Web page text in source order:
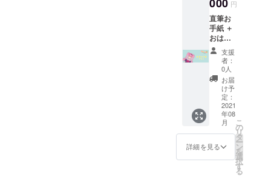
くださ
い。
動画(ひ
とりひ
とり収
録させ
ていた
だきま
す。) ＋
ノーマ
ル立ち
絵ポス
トカー
(JPEG)
・オリ
ジナル
円
直筆お
手紙 ＋
おはよ
うボイ
ス(wav)
20文字
程度の
セリフ
です。
(リクエ
スト可
能) ＋
ノーマ
ル立ち
絵ポス
トカー
支援
者：
0人
お届
け予
定：
2021
年08
月
詳細を見る
こ
の
リ
タ
ー
ン
を
選
択
す
る